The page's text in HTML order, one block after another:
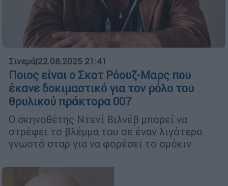
Σινεμά|22.08.2025 21:41
Ποιος είναι ο Σκοτ Ρόουζ-Μαρς που
έκανε δοκιμαστικό για τον ρόλο του
θρυλικού πράκτορα 007
Ο σκηνοθέτης Ντενί Βιλνέβ μπορεί να
στρέφει το βλέμμα του σε έναν λιγότερο
γνωστό σταρ για να φορέσει το σμόκιν